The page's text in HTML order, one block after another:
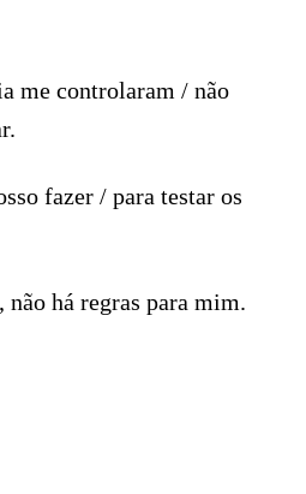
me controlaram / não
fazer / para testar os
não há regras para mim.